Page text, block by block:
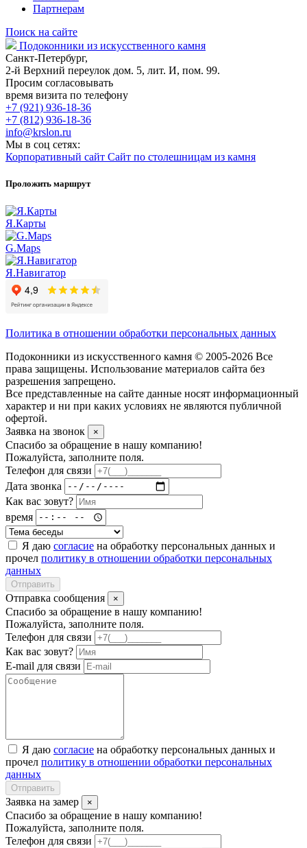
Партнерам
Поиск на сайте
Подоконники из искусственного камня
Санкт-Петербург,
2-й Верхний переулок дом. 5, лит. И, пом. 99.
Просим согласовывать
время визита по телефону
+7 (921) 936-18-36
+7 (812) 936-18-36
info@krslon.ru
Мы в соц сетях:
Корпоративный сайт Сайт по столешницам из камня
Проложить маршрут
Я.Карты
G.Maps
Я.Навигатор
Политика в отношении обработки персональных данных
Подоконники из искусственного камня © 2005-2026 Все
права защищены. Использование материалов сайта без
разрешения запрещено.
Все представленные на сайте данные носят информационный
характер и ни при каких условиях не являются публичной
офертой.
Заявка на звонок
×
Спасибо за обращение в нашу компанию!
Пожалуйста, заполните поля.
Телефон для связи
Дата звонка
Как вас зовут?
время
Я даю согласие на обработку персональных данных и
прочел политику в отношении обработки персональных
данных
Отправить
Отправка сообщения ×
Спасибо за обращение в нашу компанию!
Пожалуйста, заполните поля.
Телефон для связи
Как вас зовут?
E-mail для связи
Я даю согласие на обработку персональных данных и
прочел политику в отношении обработки персональных
данных
Отправить
Заявка на замер ×
Спасибо за обращение в нашу компанию!
Пожалуйста, заполните поля.
Телефон для связи